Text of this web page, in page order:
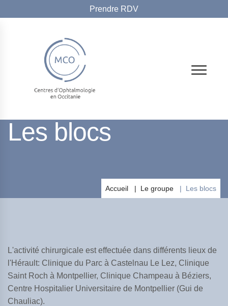
Prendre RDV
LE GROUPE
Les blocs
Accueil Le groupe Les blocs
L'activité chirurgicale est effectuée dans différents lieux de
l'Hérault: Clinique du Parc à Castelnau Le Lez, Clinique
Saint Roch à Montpellier, Clinique Champeau à Béziers,
Centre Hospitalier Universitaire de Montpellier (Gui de
Chauliac).